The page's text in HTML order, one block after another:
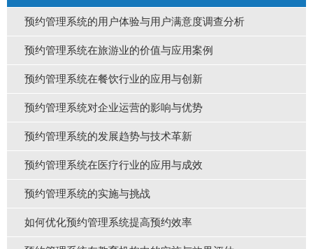
预约管理系统的用户体验与用户满意度调查分析
预约管理系统在旅游业的价值与应用案例
预约管理系统在餐饮行业的应用与创新
预约管理系统对企业运营的影响与优势
预约管理系统的发展趋势与技术革新
预约管理系统在医疗行业的应用与成效
预约管理系统的实施与挑战
如何优化预约管理系统提高预约效率